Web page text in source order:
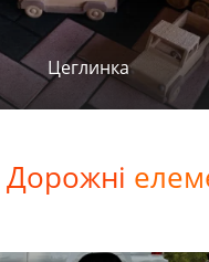
Цеглинка
Дорожні